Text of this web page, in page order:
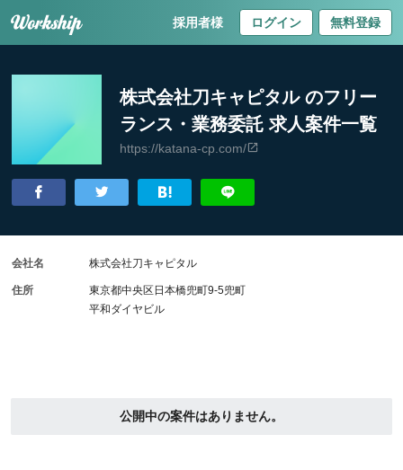
採用者様 ログイン 無料登録
株式会社刀キャピタル のフリー
ランス・業務委託 求人案件一覧
https://katana-cp.com/
公開中の案件はありません。
会社名 株式会社刀キャピタル
住所
東京都中央区日本橋兜町9-5兜町
平和ダイヤビル